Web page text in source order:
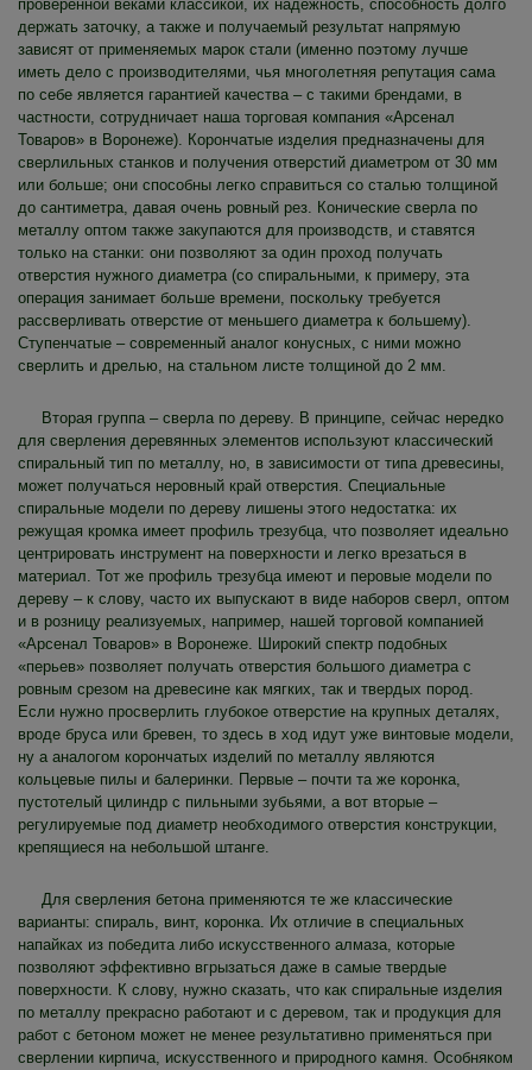
проверенной веками классикой, их надежность, способность долго
держать заточку, а также и получаемый результат напрямую
зависят от применяемых марок стали (именно поэтому лучше
иметь дело с производителями, чья многолетняя репутация сама
по себе является гарантией качества – с такими брендами, в
частности, сотрудничает наша торговая компания «Арсенал
Товаров» в Воронеже). Корончатые изделия предназначены для
сверлильных станков и получения отверстий диаметром от 30 мм
или больше; они способны легко справиться со сталью толщиной
до сантиметра, давая очень ровный рез. Конические сверла по
металлу оптом также закупаются для производств, и ставятся
только на станки: они позволяют за один проход получать
отверстия нужного диаметра (со спиральными, к примеру, эта
операция занимает больше времени, поскольку требуется
рассверливать отверстие от меньшего диаметра к большему).
Ступенчатые – современный аналог конусных, с ними можно
сверлить и дрелью, на стальном листе толщиной до 2 мм.
Вторая группа – сверла по дереву. В принципе, сейчас нередко
для сверления деревянных элементов используют классический
спиральный тип по металлу, но, в зависимости от типа древесины,
может получаться неровный край отверстия. Специальные
спиральные модели по дереву лишены этого недостатка: их
режущая кромка имеет профиль трезубца, что позволяет идеально
центрировать инструмент на поверхности и легко врезаться в
материал. Тот же профиль трезубца имеют и перовые модели по
дереву – к слову, часто их выпускают в виде наборов сверл, оптом
и в розницу реализуемых, например, нашей торговой компанией
«Арсенал Товаров» в Воронеже. Широкий спектр подобных
«перьев» позволяет получать отверстия большого диаметра с
ровным срезом на древесине как мягких, так и твердых пород.
Если нужно просверлить глубокое отверстие на крупных деталях,
вроде бруса или бревен, то здесь в ход идут уже винтовые модели,
ну а аналогом корончатых изделий по металлу являются
кольцевые пилы и балеринки. Первые – почти та же коронка,
пустотелый цилиндр с пильными зубьями, а вот вторые –
регулируемые под диаметр необходимого отверстия конструкции,
крепящиеся на небольшой штанге.
Для сверления бетона применяются те же классические
варианты: спираль, винт, коронка. Их отличие в специальных
напайках из победита либо искусственного алмаза, которые
позволяют эффективно вгрызаться даже в самые твердые
поверхности. К слову, нужно сказать, что как спиральные изделия
по металлу прекрасно работают и с деревом, так и продукция для
работ с бетоном может не менее результативно применяться при
сверлении кирпича, искусственного и природного камня. Особняком